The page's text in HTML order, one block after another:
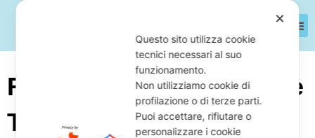
Ricorso In Commissione
Tributaria: Quali Sono I
✕
Questo sito utilizza cookie
tecnici necessari al suo
funzionamento.
Non utilizziamo cookie di
profilazione o di terze parti.
Puoi accettare, rifiutare o
personalizzare i cookie